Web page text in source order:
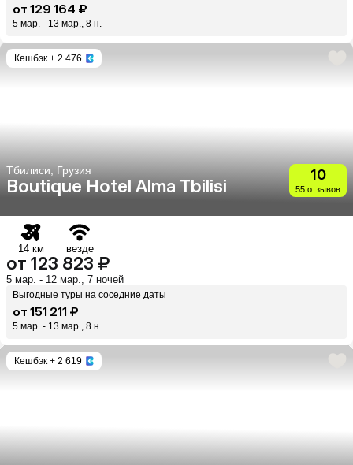
от 129 164 ₽
5 мар. - 13 мар., 8 н.
Кешбэк + 2 476
Тбилиси, Грузия
Boutique Hotel Alma Tbilisi
10
55 отзывов
14 км везде
от 123 823 ₽
5 мар. - 12 мар., 7 ночей
Выгодные туры на соседние даты
от 151 211 ₽
5 мар. - 13 мар., 8 н.
Кешбэк + 2 619